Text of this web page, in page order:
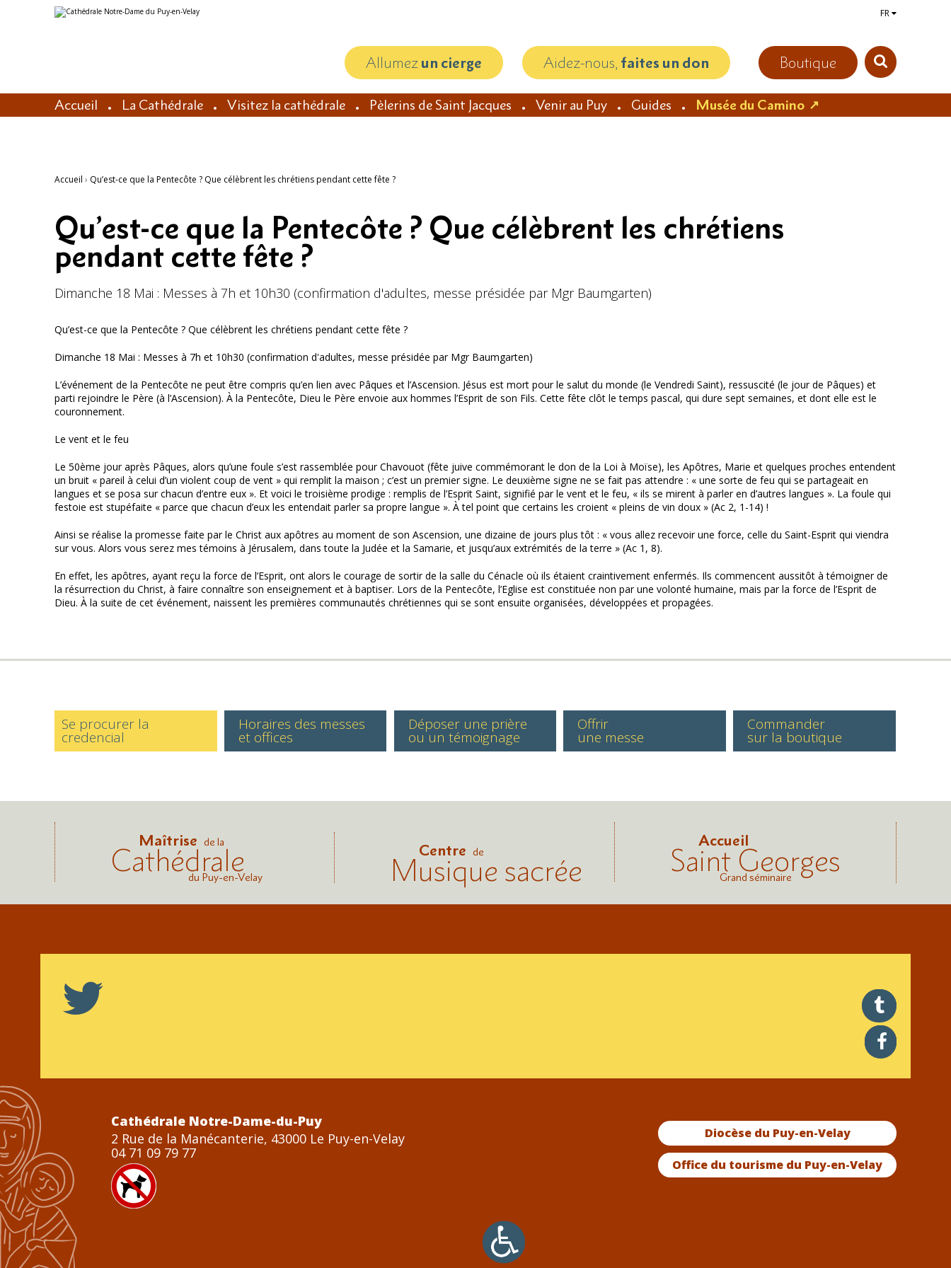
Aller
au
Outils
personnels
FR
Boutique
Allumezun cierge Aidez-nous, faites un don
Accueil La Cathédrale Visitez la cathédrale Pèlerins de Saint Jacques Venir au Puy Guides Musée du Camino
Accueil › Qu’est-ce que la Pentecôte ? Que célèbrent les chrétiens pendant cette fête ?
Qu’est-ce que la Pentecôte ? Que célèbrent les chrétiens
pendant cette fête ?
Dimanche 18 Mai : Messes à 7h et 10h30 (confirmation d'adultes, messe présidée par Mgr Baumgarten)
Qu’est-ce que la Pentecôte ? Que célèbrent les chrétiens pendant cette fête ?
Dimanche 18 Mai : Messes à 7h et 10h30 (confirmation d'adultes, messe présidée par Mgr Baumgarten)
L’événement de la Pentecôte ne peut être compris qu’en lien avec Pâques et l’Ascension. Jésus est mort pour le salut du monde (le Vendredi Saint), ressuscité (le jour de Pâques) et
parti rejoindre le Père (à l’Ascension). À la Pentecôte, Dieu le Père envoie aux hommes l’Esprit de son Fils. Cette fête clôt le temps pascal, qui dure sept semaines, et dont elle est le
couronnement.
Le vent et le feu
Le 50ème jour après Pâques, alors qu’une foule s’est rassemblée pour Chavouot (fête juive commémorant le don de la Loi à Moïse), les Apôtres, Marie et quelques proches entendent
un bruit « pareil à celui d’un violent coup de vent » qui remplit la maison ; c’est un premier signe. Le deuxième signe ne se fait pas attendre : « une sorte de feu qui se partageait en
langues et se posa sur chacun d’entre eux ». Et voici le troisième prodige : remplis de l’Esprit Saint, signifié par le vent et le feu, « ils se mirent à parler en d’autres langues ». La foule qui
festoie est stupéfaite « parce que chacun d’eux les entendait parler sa propre langue ». À tel point que certains les croient « pleins de vin doux » (Ac 2, 1-14) !
Ainsi se réalise la promesse faite par le Christ aux apôtres au moment de son Ascension, une dizaine de jours plus tôt : « vous allez recevoir une force, celle du Saint-Esprit qui viendra
sur vous. Alors vous serez mes témoins à Jérusalem, dans toute la Judée et la Samarie, et jusqu’aux extrémités de la terre » (Ac 1, 8).
En effet, les apôtres, ayant reçu la force de l’Esprit, ont alors le courage de sortir de la salle du Cénacle où ils étaient craintivement enfermés. Ils commencent aussitôt à témoigner de
la résurrection du Christ, à faire connaître son enseignement et à baptiser. Lors de la Pentecôte, l’Eglise est constituée non par une volonté humaine, mais par la force de l’Esprit de
Dieu. À la suite de cet événement, naissent les premières communautés chrétiennes qui se sont ensuite organisées, développées et propagées.
Se procurer la
credencial
Horaires des messes
et offices
Déposer une prière
ou un témoignage
Offrir
une messe
Commander
sur la boutique
Maîtrise de la
Cathédrale
du Puy-en-Velay
Centre de
Musique sacrée
Accueil
Saint Georges
Grand séminaire
twitter
facebook
Diocèse du Puy-en-Velay
Office du tourisme du Puy-en-Velay
Cathédrale Notre-Dame-du-Puy
2 Rue de la Manécanterie, 43000 Le Puy-en-Velay
04 71 09 79 77